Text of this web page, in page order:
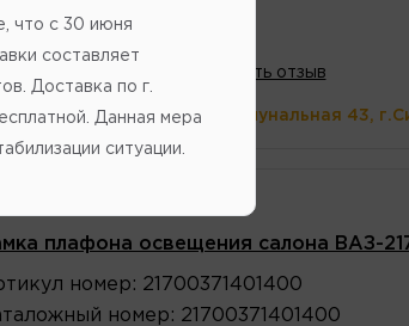
Написать отзыв
в наличии (ул.Коммунальная 43,
плафона освещения салона ВАЗ-
номер : 21700371401400
номер : 21700371401400
что c 30 июня
составляет
Доставка по г.
Данная мера
ситуации.